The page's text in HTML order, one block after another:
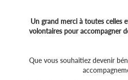
Un grand merci à toutes celles
volontaires pour accompagner
Que vous souhaitiez devenir